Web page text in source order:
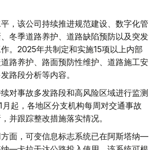
，该公司持续推进规范建设、数字化管
冬季道路养护、道路缺陷预防以及突发
。2025年共制定和实施15项以上内部
路养护、路面预防性维护、道路施工安
路段分析等内容。
对事故多发路段和高风险区域进行监测
起，各地区分支机构每周对交通事故
并跟踪整改措施落实情况。
面，可变信息标志系统已在阿斯塔纳—